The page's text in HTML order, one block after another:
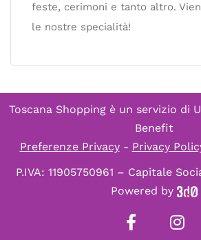
feste, cerimoni e tanto altro.
le nostre specialità!
Toscana Shopping è un servizio di
Benefit
Preferenze Privacy- Privacy
P.IVA: 11905750961 – Capitale
Powered by